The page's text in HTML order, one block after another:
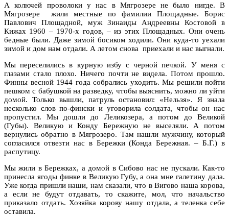
А колючей проволоки у нас в Мягрозере не было нигде. В
Мягрозере жили местные по фамилии Площадные. Борис
Павлович Площадной, муж Зинаиды Андреевны Костовой в
Кижах 1960 – 1970-х годов, – из этих Площадных. Они очень
бедные были. Даже зимой босиком ходили. Они куда-то уехали
зимой и дом нам отдали. А летом снова приехали и нас выгнали.
Мы переселились в курную избу с черной печкой. У меня с
глазами стало плохо. Ничего почти не видела. Потом прошло.
Финны весной 1944 года собрались уходить. Мы решили пойти
пешком с бабушкой на разведку, чтобы выяснить, можно ли уйти
домой. Только вышли, патруль остановил: «Нельзя». Я знала
несколько слов по-фински и уговорила солдата, чтобы он нас
пропустил. Мы дошли до Леликозера, а потом до Великой
(Губы). Великую и Конду Бережную не выселяли. А потом
вернулись обратно в Мягрозеро. Там нашли мужчину, который
согласился отвезти нас в Бережки (Конда Бережная. – Б.Г.) в
распутицу.
Мы жили в Бережках, а домой в Сибово нас не пускали. Как-то
принесла ягоды финке в Великую Губу, а она мне галетину дала.
Уже когда пришли наши, нам сказали, что в Вигово наша корова,
а если не будут отдавать, то скажите, мол, что начальство
приказало отдать. Хозяйка корову нашу отдала, а теленка себе
оставила.